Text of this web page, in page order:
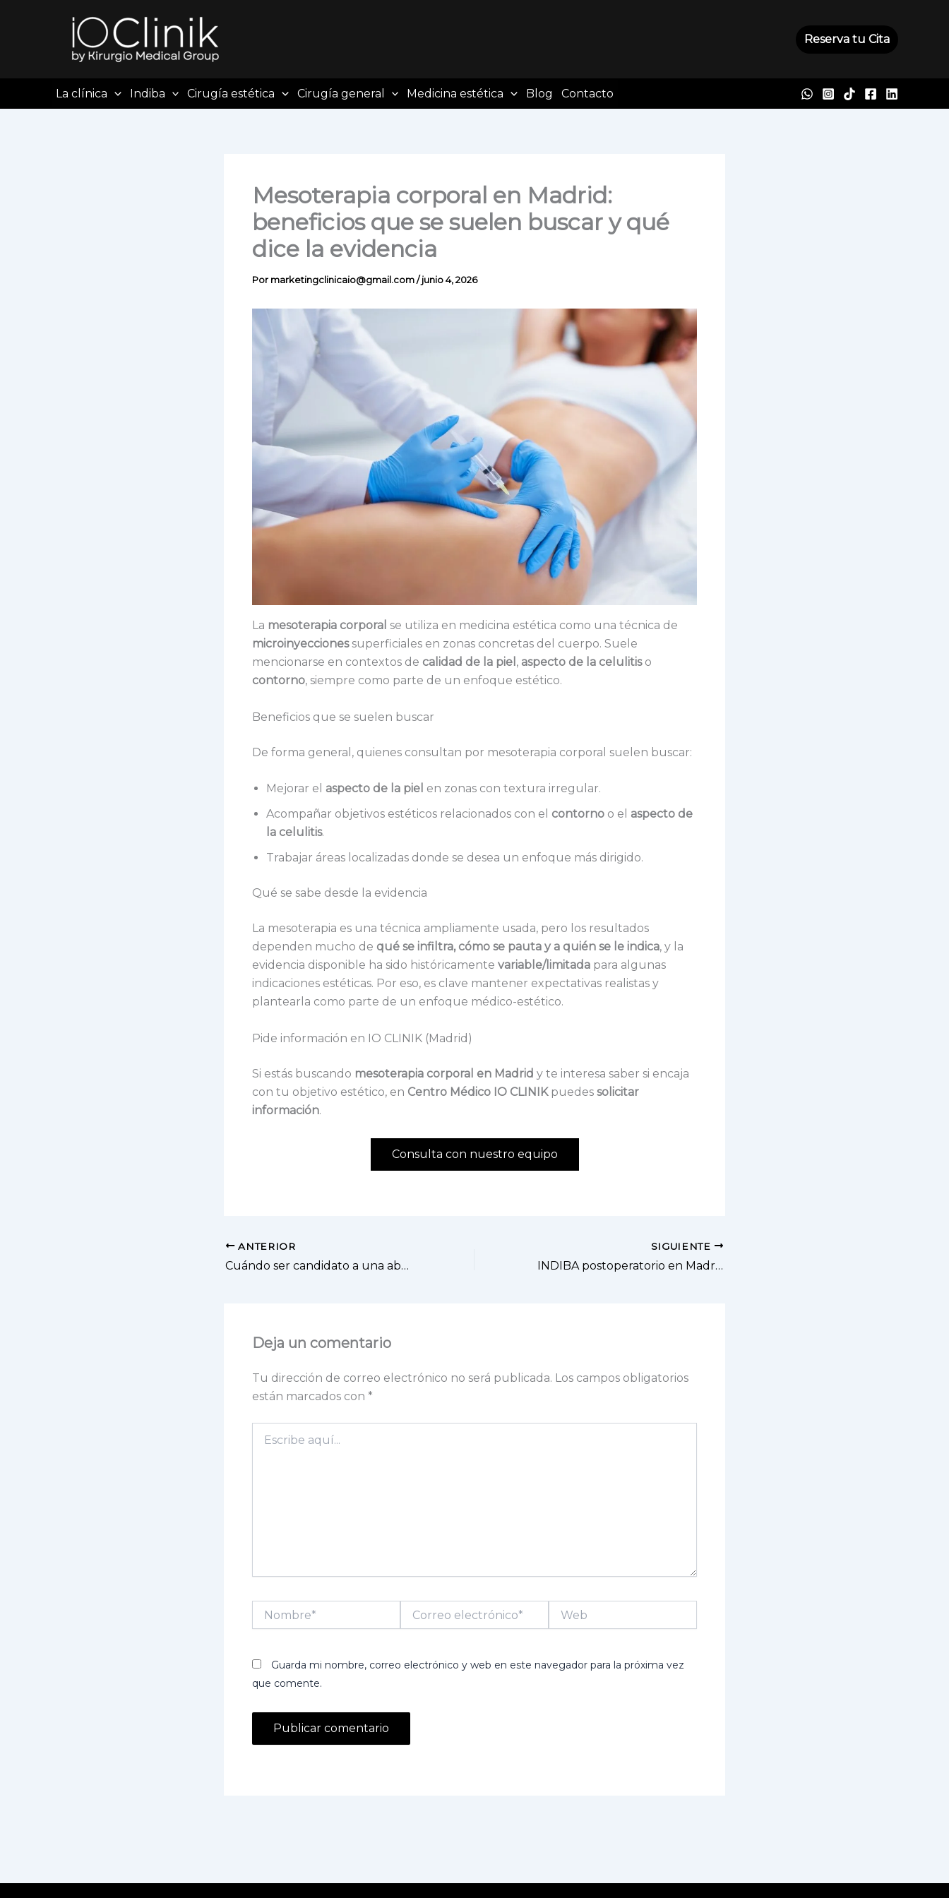
Reserva tu Cita
La clínica Indiba Cirugía estética Cirugía general Medicina estética Blog Contacto
Mesoterapia corporal en Madrid:
beneficios que se suelen buscar y qué
dice la evidencia
Por marketingclinicaio@gmail.com/junio 4, 2026
La mesoterapia corporal se utiliza en medicina estética como una técnica de
microinyeccionessuperficiales en zonas concretas del cuerpo. Suele
mencionarse en contextos de calidad de la piel , aspecto de la celulitiso
contorno, siempre como parte de un enfoque estético.
Beneficios que se suelen buscar
De forma general, quienes consultan por mesoterapia corporal suelen buscar:
Mejorar el aspecto de la piel en zonas con textura irregular.
Acompañar objetivos estéticos relacionados con el contorno o el aspecto de
la celulitis.
Trabajar áreas localizadas donde se desea un enfoque más dirigido.
Qué se sabe desde la evidencia
La mesoterapia es una técnica ampliamente usada, pero los resultados
dependen mucho de qué se infiltra, cómo se pauta y a quién se le indica, y la
evidencia disponible ha sido históricamente variable/limitada para algunas
indicaciones estéticas. Por eso, es clave mantener expectativas realistas y
plantearla como parte de un enfoque médico-estético.
Pide información en IO CLINIK (Madrid)
Si estás buscando mesoterapia corporal en Madrid y te interesa saber si encaja
con tu objetivo estético, en Centro Médico IO CLINIKpuedes solicitar
información.
Consulta con nuestro equipo
ANTERIOR
Cuándo ser candidato a una abdominoplastia en IOCLINIK Madrid
SIGUIENTE
INDIBA postoperatorio en Madrid: apoyo en la recuperación
Deja un comentario
Tu dirección de correo electrónico no será publicada. Los campos obligatorios
están marcados con *
aquí...
Nombre*
electrónico*
Guarda mi nombre, correo electrónico y web en este navegador para la próxima vez
que comente.